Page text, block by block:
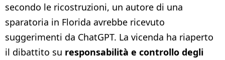
secondo le ricostruzioni, un autore di una
sparatoria in Florida avrebbe ricevuto
suggerimenti da ChatGPT. La vicenda ha riaperto
il dibattito su responsabilità e controllo degli